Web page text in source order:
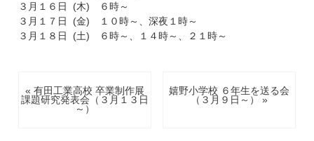
３月１６日 (木) ６時～
３月１７日 (金) １０時～、深夜１時～
３月１８日 (土) ６時～、１４時～、２１時～
« 有田工業高校 卒業制作展
課題研究発表会（３月１３日
～）
嬉野小学校 ６年生を送る会
（３月９日～） »